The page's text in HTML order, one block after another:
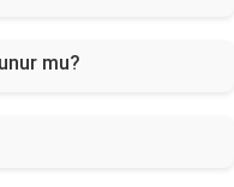
mu?